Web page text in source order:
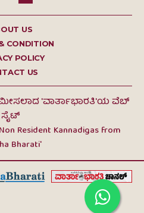
US
CONDITION
POLICY
US
'ವಾರ್ತಾಭಾರತಿ'ಯ ವೆಬ್
ಸೈಟ್
Resident Kannadigas from
Bharati'